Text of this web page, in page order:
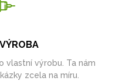
vlastní výrobu. Ta nám
zcela na míru.